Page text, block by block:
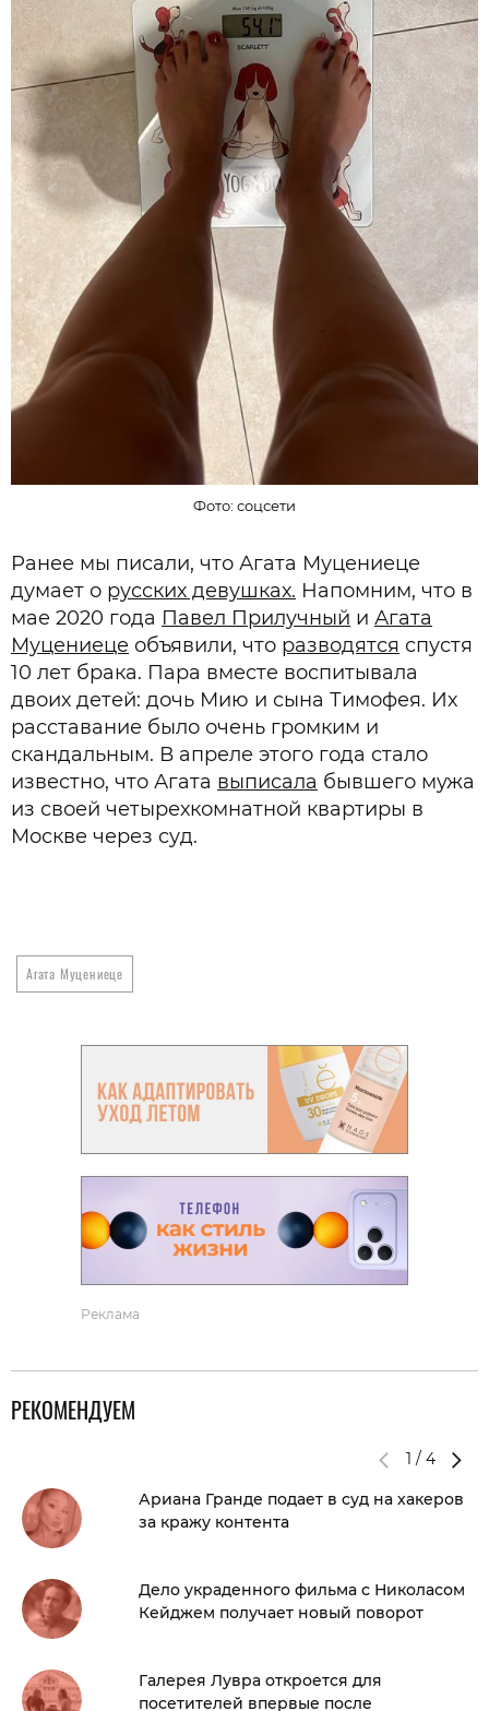
Фото: соцсети
Ранее мы писали, что Агата Муцениеце
думает о русских девушках. Напомним, что в
мае 2020 года Павел Прилучный и Агата
Муцениеце объявили, что разводятся спустя
10 лет брака. Пара вместе воспитывала
двоих детей: дочь Мию и сына Тимофея. Их
расставание было очень громким и
скандальным. В апреле этого года стало
известно, что Агата выписала бывшего мужа
из своей четырехкомнатной квартиры в
Москве через суд.
Агата Муцениеце
Реклама
РЕКОМЕНДУЕМ
1 / 4
Ариана Гранде подает в суд на хакеров
за кражу контента
Дело украденного фильма с Николасом
Кейджем получает новый поворот
Галерея Лувра откроется для
посетителей впервые после